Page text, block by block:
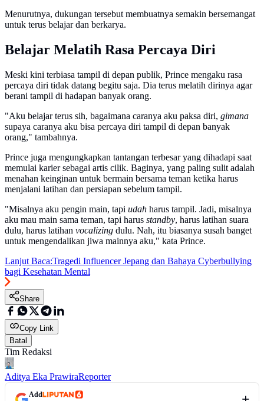
Menurutnya, dukungan tersebut membuatnya semakin bersemangat
untuk terus belajar dan berkarya.
Belajar Melatih Rasa Percaya Diri
Meski kini terbiasa tampil di depan publik, Prince mengaku rasa
percaya diri tidak datang begitu saja. Dia terus melatih dirinya agar
berani tampil di hadapan banyak orang.
"Aku belajar terus sih, bagaimana caranya aku paksa diri, gimana
supaya caranya aku bisa percaya diri tampil di depan banyak
orang," tambahnya.
Prince juga mengungkapkan tantangan terbesar yang dihadapi saat
memulai karier sebagai artis cilik. Baginya, yang paling sulit adalah
menahan keinginan untuk bermain bersama teman ketika harus
menjalani latihan dan persiapan sebelum tampil.
"Misalnya aku pengin main, tapi udah harus tampil. Jadi, misalnya
aku mau main sama teman, tapi harus standby, harus latihan suara
dulu, harus latihan vocalizing dulu. Nah, itu biasanya susah banget
untuk mengendalikan jiwa mainnya aku," kata Prince.
Lanjut Baca:Tragedi Influencer Jepang dan Bahaya Cyberbullying
bagi Kesehatan Mental
Share
Copy Link
Batal
Tim Redaksi
Aditya Eka PrawiraReporter
Add